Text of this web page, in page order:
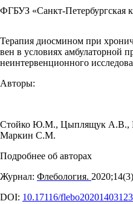
ФГБУЗ «Санкт-Петербургская
Терапия диосмином при
вен в условиях амбулаторной
неинтервенционного
Авторы:
Стойко Ю.М., Цыплящук А.В.,
Маркин С.М.
Подробнее об авторах
Журнал: Флебология.
DOI: 10.17116/